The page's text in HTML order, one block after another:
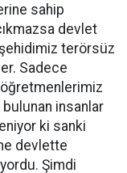
sahip
devlet
terörsüz
Sadece
bulunan insanlar
ki sanki
devlette
Şimdi